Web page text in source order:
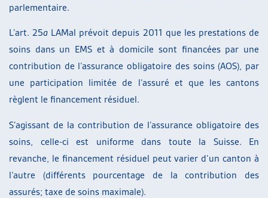
parlementaire.
L’art. 25a LAMal prévoit depuis 2011 que les prestations de
soins dans un EMS et à domicile sont financées par une
contribution de l’assurance obligatoire des soins (AOS), par
une participation limitée de l’assuré et que les cantons
règlent le financement résiduel.
S’agissant de la contribution de l’assurance obligatoire des
soins, celle-ci est uniforme dans toute la Suisse. En
revanche, le financement résiduel peut varier d’un canton à
l’autre (différents pourcentage de la contribution des
assurés; taxe de soins maximale).